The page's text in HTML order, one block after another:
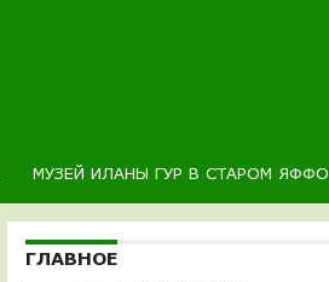
МУЗЕЙ ИЛАНЫ ГУР В СТАРОМ ЯФФО
ГЛАВНОЕ